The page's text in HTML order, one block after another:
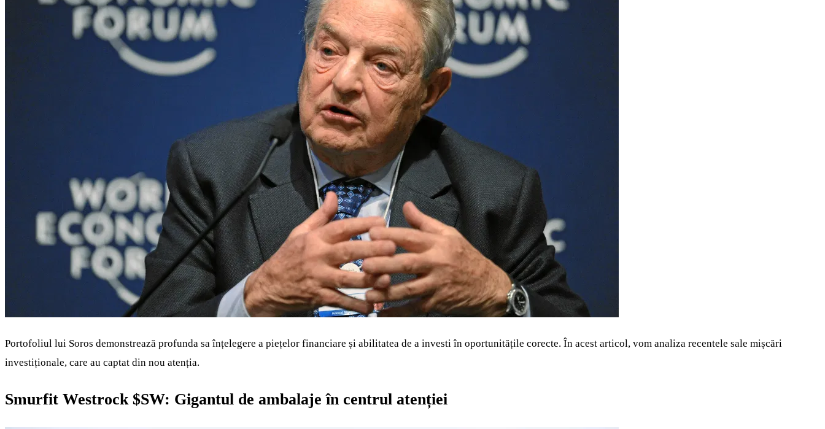
Portofoliul lui Soros demonstrează profunda sa înțelegere a piețelor financiare și abilitatea de a investi în oportunitățile corecte. În acest articol, vom analiza recentele sale mișcări
investiționale, care au captat din nou atenția.
Smurfit Westrock $SW: Gigantul de ambalaje în centrul atenției